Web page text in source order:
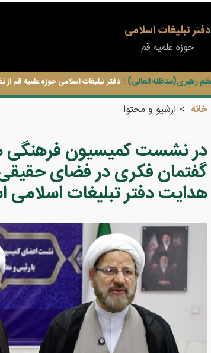
دفتر تبلیغات اسلامی
حوزه علمیه قم
رهبری(مدظله العالی) : دفتر تبلیغات اسلامی حوزه علمیه قم
خانه آرشیو و محتوا
در نشست کمیسیون فرهنگی
گفتمان فکری در فضای
هدایت دفتر تبلیغات